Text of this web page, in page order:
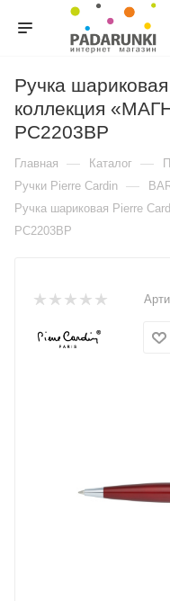
Ручка
коллекция
PC2203BP
Главная — Каталог —
Ручки Pierre Cardin —
Ручка шариковая Pierre
PC2203BP